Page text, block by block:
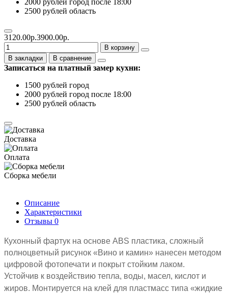
2500 рублей область
3120.00р.3900.00р.
В корзину
В закладки
В сравнение
Записаться на платный замер кухни:
1500 рублей город
2000 рублей город после 18:00
2500 рублей область
Доставка
Оплата
Сборка мебели
Описание
Характеристики
Отзывы 0
Кухонный фартук на основе ABS пластика, сложный
полноцветный рисунок «Вино и камин» нанесен методом
цифровой фотопечати и покрыт стойким лаком.
Устойчив к воздействию тепла, воды, масел, кислот и
жиров. Монтируется на клей для пластмасс типа «жидкие